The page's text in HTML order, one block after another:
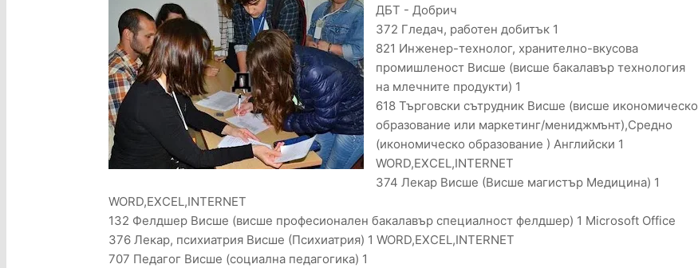
ДБТ - Добрич
372 Гледач, работен добитък 1
821 Инженер-технолог, хранително-вкусова
промишленост Висше (висше бакалавър технология
на млечните продукти) 1
618 Търговски сътрудник Висше (висше икономическо
образование или маркетинг/мениджмънт),Средно
(икономическо образование ) Английски 1
WORD,EXCEL,INTERNET
374 Лекар Висше (Висше магистър Медицина) 1
WORD,EXCEL,INTERNET
132 Фелдшер Висше (висше професионален бакалавър специалност фелдшер) 1 Microsoft Office
376 Лекар, психиатрия Висше (Психиатрия) 1 WORD,EXCEL,INTERNET
707 Педагог Висше (социална педагогика) 1